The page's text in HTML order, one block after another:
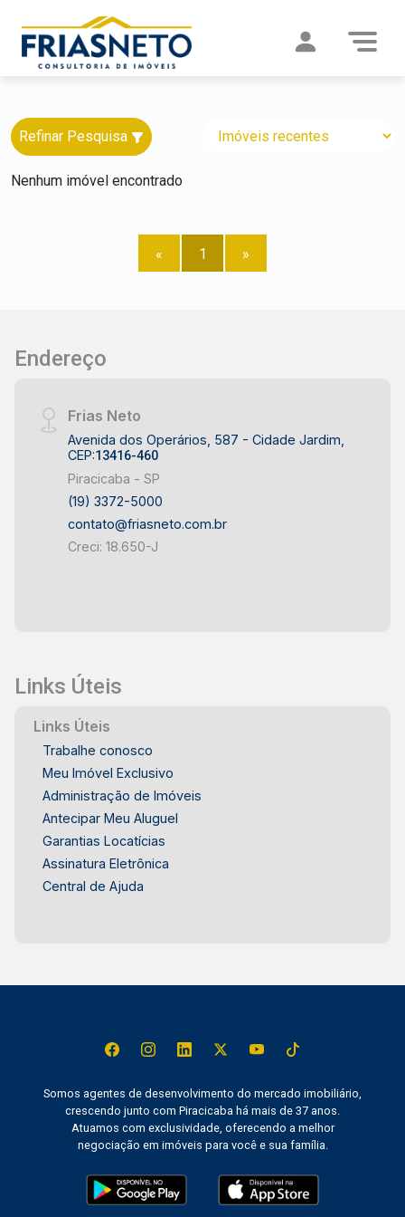
Refinar Pesquisa
Nenhum imóvel encontrado
« 1 »
Endereço
Frias Neto
Avenida dos Operários, 587 - Cidade Jardim,
CEP:13416-460
Piracicaba - SP
(19) 3372-5000
contato@friasneto.com.br
Creci: 18.650-J
Links Úteis
Links Úteis
Trabalhe conosco
Meu Imóvel Exclusivo
Administração de Imóveis
Antecipar Meu Aluguel
Garantias Locatícias
Assinatura Eletrônica
Central de Ajuda
Somos agentes de desenvolvimento do mercado imobiliário,
crescendo junto com Piracicaba há mais de 37 anos.
Atuamos com exclusividade, oferecendo a melhor
negociação em imóveis para você e sua família.